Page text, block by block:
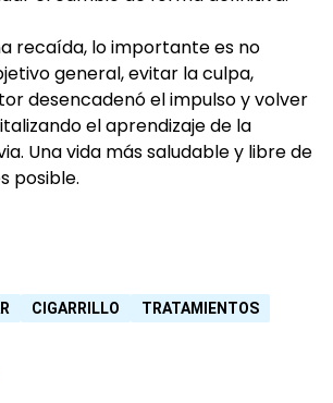
recaída, lo importante es no
general, evitar la culpa,
desencadenó el impulso y volver
el aprendizaje de la
Una vida más saludable y libre de
posible.
CIGARRILLO TRATAMIENTOS